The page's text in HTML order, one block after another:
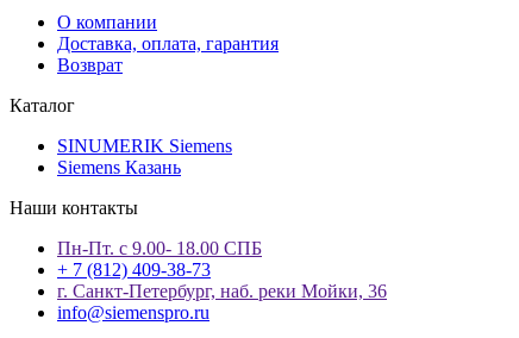
О компании
Доставка, оплата, гарантия
Возврат
Каталог
SINUMERIK Siemens
Siemens Казань
Наши контакты
Пн-Пт. с 9.00- 18.00 СПБ
+ 7 (812) 409-38-73
г. Санкт-Петербург, наб. реки Мойки, 36
info@siemenspro.ru